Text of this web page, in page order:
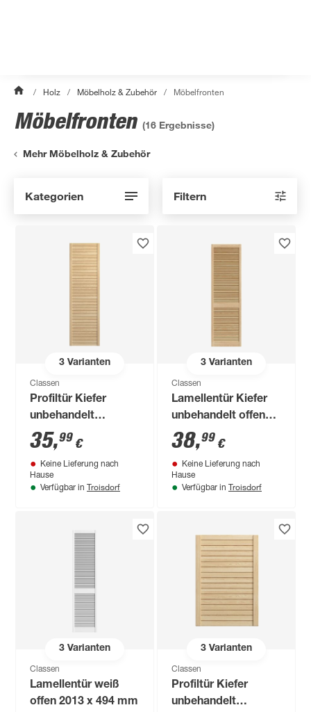
/ Holz / Möbelholz & Zubehör / Möbelfronten
Möbelfronten (16 Ergebnisse)
Mehr Möbelholz & Zubehör
Kategorien Filtern
3Varianten
Classen
Profiltür Kiefer
unbehandelt
geschlossen 1995 x
494 mm
35,99 €
Keine Lieferung nach
Hause
Verfügbar in Troisdorf
3Varianten
Classen
Lamellentür Kiefer
unbehandelt offen
2013 x 594 mm
38,99 €
Keine Lieferung nach
Hause
Verfügbar in Troisdorf
3Varianten
Classen
Lamellentür weiß
offen 2013 x 494 mm
3Varianten
Classen
Profiltür Kiefer
unbehandelt